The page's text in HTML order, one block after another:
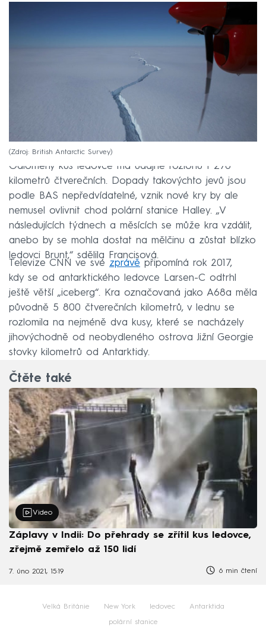
Zdroj: British Antarctic Survey
Odlomený kus ledovce má údajně rozlohu 1 270
kilometrů čtverečních. Dopady takovýchto jevů jsou
podle BAS nepředvídatelné, vznik nové kry by ale
nemusel ovlivnit chod polární stanice Halley. „V
následujících týdnech a měsících se může kra vzdálit,
anebo by se mohla dostat na mělčinu a zůstat blízko
ledovci Brunt,“ sdělila Francisová.
Televize CNN ve své zprávě připomíná rok 2017,
kdy se od antarktického ledovce Larsen-C odtrhl
ještě větší „iceberg“. Kra označovaná jako A68a měla
původně 5 800 čtverečních kilometrů, v lednu se
rozlomila na nejméně dva kusy, které se nacházely
jihovýchodně od neobydleného ostrova Jižní Georgie
stovky kilometrů od Antarktidy.
Čtěte také
Video
Záplavy v Indii: Do přehrady se zřítil kus ledovce,
zřejmě zemřelo až 150 lidí
7. úno 2021, 15:19 6 min čtení
Velká Británie New York ledovec Antarktida
polární stanice